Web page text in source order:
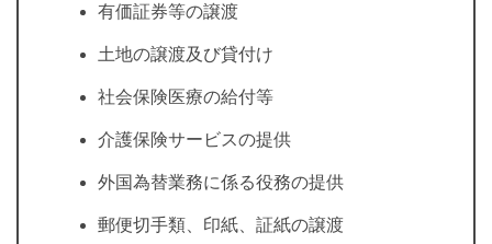
有価証券等の譲渡
土地の譲渡及び貸付け
社会保険医療の給付等
介護保険サービスの提供
外国為替業務に係る役務の提供
郵便切手類、印紙、証紙の譲渡